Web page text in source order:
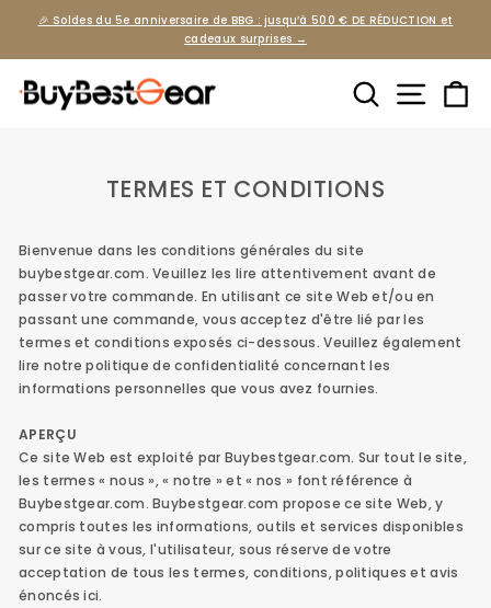
contenu
Diaporama
Pause
🎉 Soldes du 5e anniversaire de BBG : jusqu’à 500 € DE RÉDUCTION et
cadeaux surprises →
Rechercher
TERMES ET CONDITIONS
Bienvenue dans les conditions générales du site
buybestgear.com. Veuillez les lire attentivement avant de
passer votre commande. En utilisant ce site Web et/ou en
passant une commande, vous acceptez d'être lié par les
termes et conditions exposés ci-dessous. Veuillez également
lire notre politique de confidentialité concernant les
informations personnelles que vous avez fournies.
APERÇU
Ce site Web est exploité par Buybestgear.com. Sur tout le site,
les termes « nous », « notre » et « nos » font référence à
Buybestgear.com. Buybestgear.com propose ce site Web, y
compris toutes les informations, outils et services disponibles
sur ce site à vous, l'utilisateur, sous réserve de votre
acceptation de tous les termes, conditions, politiques et avis
énoncés ici.